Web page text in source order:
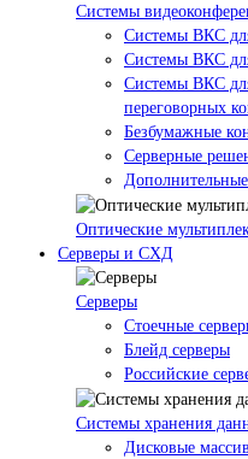
Системы
Системы ВКС
Системы ВКС
Системы ВКС
переговорных
Безбумажные
Серверные
Оптические
Серверы и СХД
Серверы
Стоечные
Блейд серверы
Российские
Системы хранения
Дисковые